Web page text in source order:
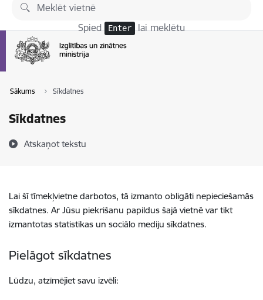
Pāriet uz lapas saturu
Spied Enter lai meklētu
Sākums Sīkdatnes
Sīkdatnes
Atskaņot tekstu
Lai šī tīmekļvietne darbotos, tā izmanto obligāti nepieciešamās
sīkdatnes. Ar Jūsu piekrišanu papildus šajā vietnē var tikt
izmantotas statistikas un sociālo mediju sīkdatnes.
Pielāgot sīkdatnes
Lūdzu, atzīmējiet savu izvēli: